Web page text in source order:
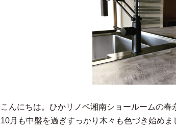
こんにちは。ひかリノベ湘南ショールームの春
10月も中盤を過ぎすっかり木々も色づき始めま